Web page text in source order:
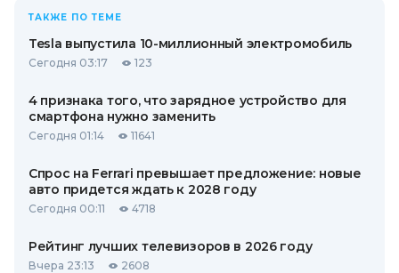
ТАКЖЕ ПО ТЕМЕ
Tesla выпустила 10-миллионный электромобиль
Сегодня 03:17 123
4 признака того, что зарядное устройство для
смартфона нужно заменить
Сегодня 01:14 11641
Спрос на Ferrari превышает предложение: новые
авто придется ждать к 2028 году
Сегодня 00:11 4718
Рейтинг лучших телевизоров в 2026 году
Вчера 23:13 2608